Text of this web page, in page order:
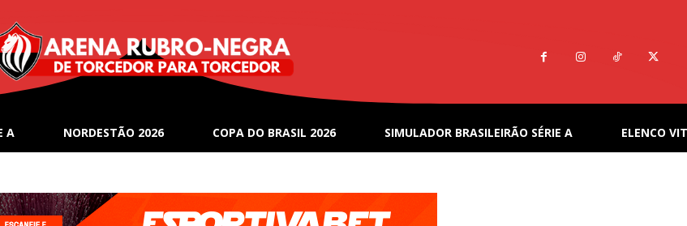
A NORDESTÃO 2026 COPA DO BRASIL 2026 SIMULADOR BRASILEIRÃO SÉRIE A ELENCO